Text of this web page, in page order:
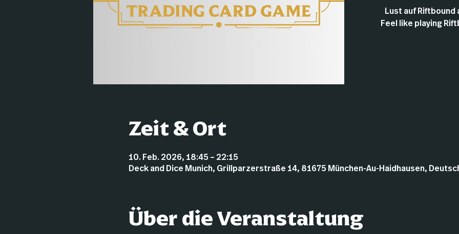
Lust auf Riftbound
Feel like playing
Zeit & Ort
10. Feb. 2026, 18:45 – 22:15
Deck and Dice Munich, Grillparzerstraße 14, 81675 München-Au-Haidhausen,
Über die Veranstaltung